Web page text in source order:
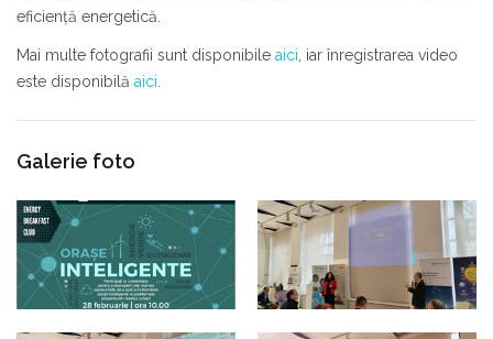
eficienţă energetică.
Mai multe fotografii sunt disponibile aici , iar înregistrarea video
este disponibilă aici
Galerie foto